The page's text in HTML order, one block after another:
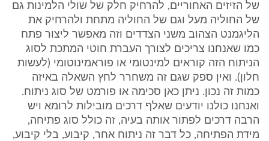
של הזיזים האחוריים, להרחיק חלק של שולי הלמינות גם
של החוליה מעל וגם של החוליה מתחת ולהרחיק את
הליגמנט הצהוב משני הצדדים וזה מאפשר ליצור פתח
כמו שאנחנו צריכים לצורך העברת חוטי המתכת לסוג
הניתוח הזה קוראים למינטומי או פוראמינוטומי (לעשות
חלון). ואין ספק שגם זה משחרר לחץ השאלה באיזה
כמות זה נכון. ניתן כאן סכימה או פורמט של סוג ניתוח.
ואנחנו כולנו יודעים שאלף דרכים מובילות לרומא ויש
הרבה דרכים לפתור אותה בעיה, זה כולל סוג פתיחה,
מידת הפתיחה, כל דבר זה ניתוח אחר, קיבוע, בלי קיבוע,